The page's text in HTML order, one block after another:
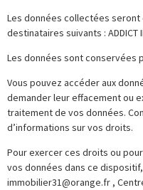
Les données collectées seront
destinataires suivants : ADDICT
Les données sont conservées
Vous pouvez accéder aux
demander leur effacement ou
traitement de vos données.
d’informations sur vos droits.
Pour exercer ces droits ou
vos données dans ce
immobilier31@orange.fr ,